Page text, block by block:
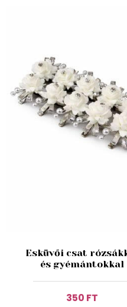
Esküvői csat
és gyémántokkal
350 FT